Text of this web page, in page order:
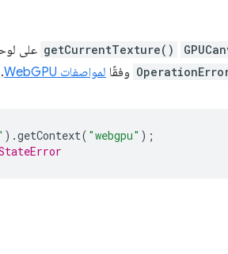
getCurrentTexture() على
وفقًا لمواصفات WebGPU
).getContext( "webgpu" );